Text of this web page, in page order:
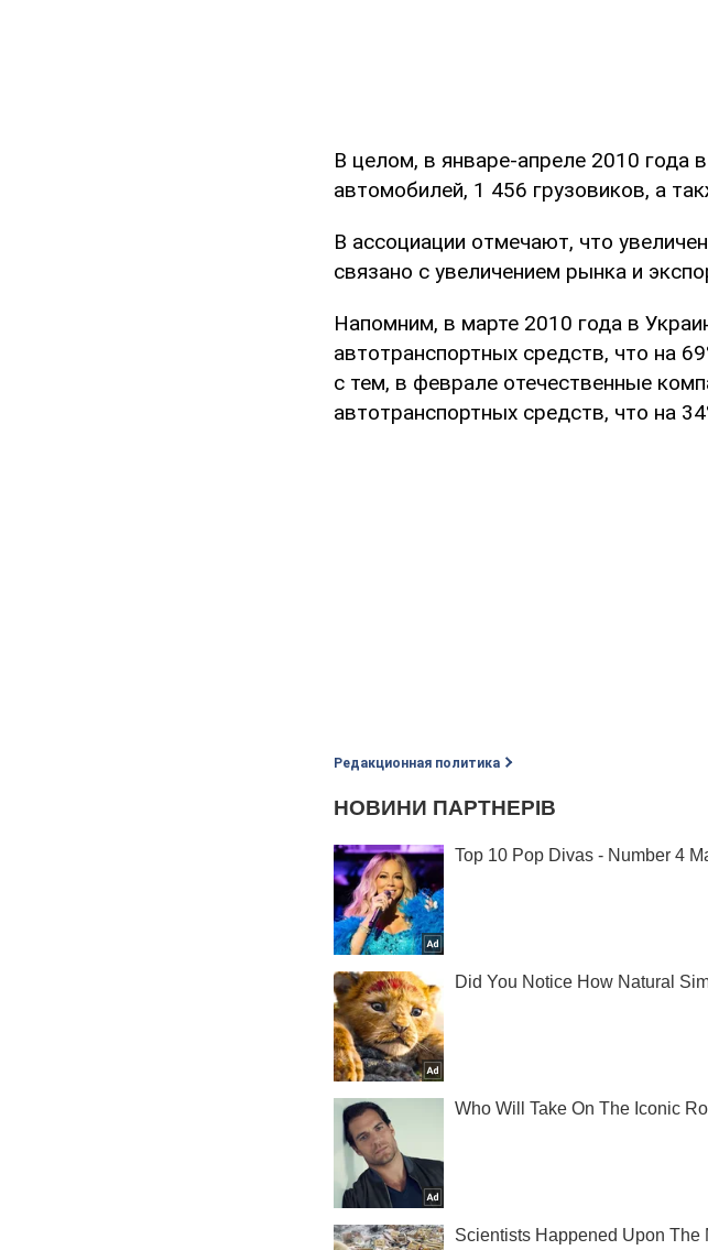
В целом, в январе-апреле 2010 года
автомобилей, 1 456 грузовиков, а
В ассоциации отмечают, что
связано с увеличением рынка и
Напомним, в марте 2010 года в
автотранспортных средств, что на
с тем, в феврале отечественные
автотранспортных средств, что на
Редакционная политика